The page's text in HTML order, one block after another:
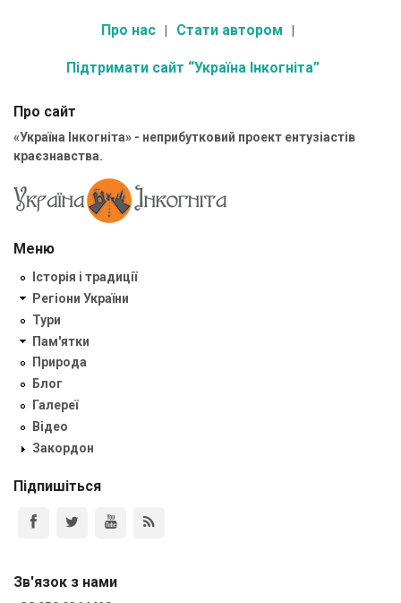
Про нас Стати автором
Підтримати сайт “Україна Інкогніта”
Про сайт
«Україна Інкогніта» - неприбутковий проект ентузіастів
краєзнавства.
Меню
Історія і традиції
Регіони України
Тури
Пам'ятки
Природа
Блог
Галереї
Відео
Закордон
Підпишіться
Зв'язок з нами